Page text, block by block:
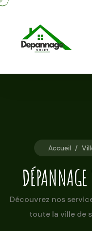
Accueil /
Découvrez nos
toute la ville de